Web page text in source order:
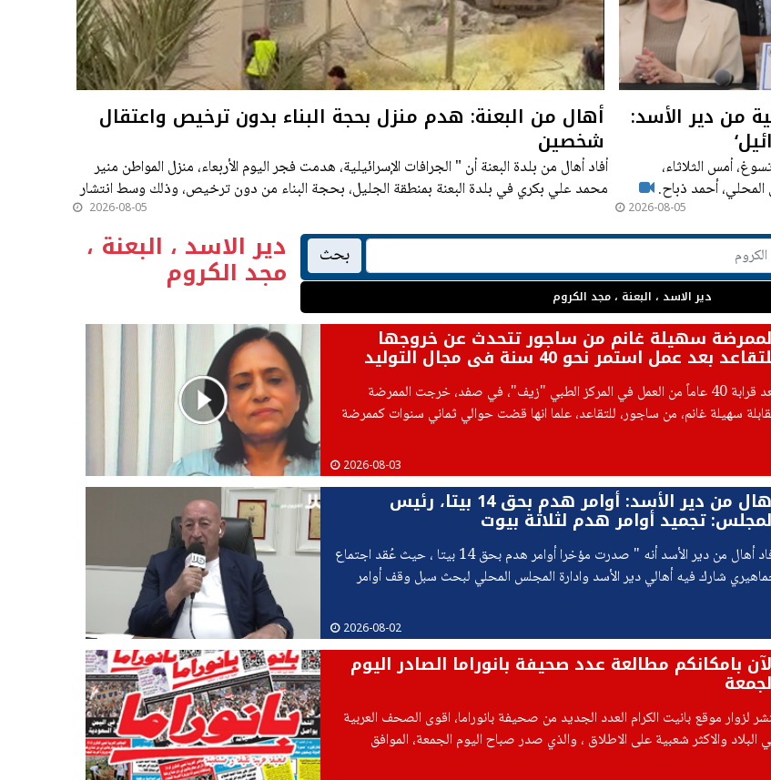
من دير الأسد:
أمس الثلاثاء،
أحمد ذباح.
2026-08-05
أهال من البعنة: هدم منزل بحجة البناء بدون ترخيص واعتقال
شخصين
أفاد أهال من بلدة البعنة أن " الجرافات الإسرائيلية، هدمت فجر اليوم الأربعاء، منزل المواطن منير
محمد علي بكري في بلدة البعنة بمنطقة الجليل، بحجة البناء من دون ترخيص، وذلك وسط انتشار
2026-08-05
بحث
دير الاسد ، البعنة ، مجد الكروم
دير الاسد ، البعنة ،
مجد الكروم
سهيلة غانم من ساجور تتحدث عن خروجها
بعد عمل استمر نحو 40 سنة في مجال التوليد
بعد قرابة 40 عاماً من العمل في المركز الطبي "زيف"، في صفد، خرجت الممرضة
سهيلة غانم، من ساجور، للتقاعد، علما انها قضت حوالي ثماني سنوات كممرضة
2026-08-03
أهال من دير الأسد: أوامر هدم بحق 14 بيتا، رئيس
تجميد أوامر هدم لثلاثة بيوت
أفاد أهال من دير الأسد أنه " صدرت مؤخرا أوامر هدم بحق 14 بيتا ، حيث عُقد اجتماع
شارك فيه أهالي دير الأسد وادارة المجلس المحلي لبحث سبل وقف أوامر
2026-08-02
بامكانكم مطالعة عدد صحيفة بانوراما الصادر اليوم
لزوار موقع بانيت الكرام العدد الجديد من صحيفة بانوراما، اقوى الصحف العربية
البلاد والاكثر شعبية على الاطلاق ، والذي صدر صباح اليوم الجمعة، الموافق